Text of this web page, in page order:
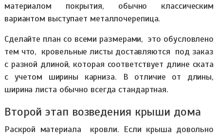
материалом покрытия, обычно классическим
вариантом выступает металлочерепица.
Сделайте план со всеми размерами, это обусловлено
тем что, кровельные листы доставляются под заказ
с разной длиной, которая соответствует длине ската
с учетом ширины карниза. В отличие от длины,
ширина листа обычно всегда стандартная.
Второй этап возведения крыши дома
Раскрой материала кровли. Если крыша довольно